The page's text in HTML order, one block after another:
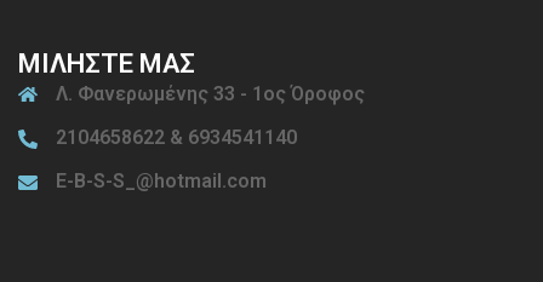
ΜΙΛΗΣΤΕ ΜΑΣ
Λ. Φανερωμένης 33 - 1ος Όροφος
2104658622 & 6934541140
E-B-S-S_@hotmail.com